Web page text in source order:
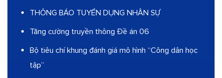
THÔNG BÁO TUYỂN DỤNG NHÂN SỰ
Tăng cường truyền thông Đề án 06
Bộ tiêu chí khung đánh giá mô hình “Công dân học
tập”